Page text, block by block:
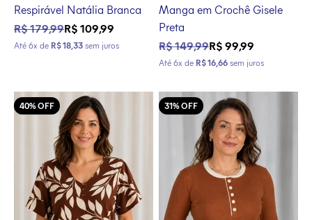
Respirável Natália Branca
Preço normal
R$ 179,99Preço promocional
R$ 109,99
Até 6x de R$ 18,33 sem juros
Manga em Crochê Gisele
Preta
Preço normal
R$ 149,99Preço promocional
R$ 99,99
Até 6x de R$ 16,66 sem juros
40% OFF 31% OFF